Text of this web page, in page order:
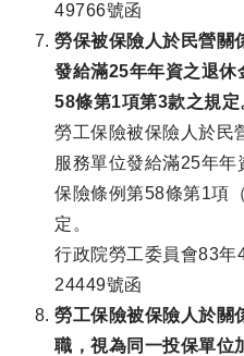
49766號函
勞保被保險人於民營關
發給滿25年年資之退休
58條第1項第3款之規定
勞工保險被保險人於民
服務單位發給滿25年年
保險條例第58條第1項
定。
行政院勞工委員會83
24449號函
勞工保險被保險人於關
職，視為同一投保單位